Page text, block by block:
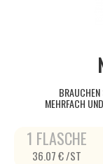
BRAUCHEN
MEHRFACH
1 FLASCHE
36.07 € /ST